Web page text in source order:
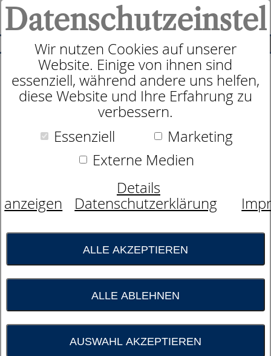
SUCHE
0
Taschenfederkernmatratze
dormabell Nuvolux TL
Wir nutzen Cookies auf unserer
Website. Einige von ihnen sind
essenziell, während andere uns helfen,
diese Website und Ihre Erfahrung zu
verbessern.
Essenziell
Marketing
Externe Medien
Details
anzeigen
Datenschutzerklärung
ALLE AKZEPTIEREN
ALLE ABLEHNEN
AUSWAHL AKZEPTIEREN